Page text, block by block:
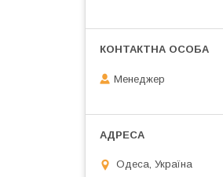
Менеджер
Одеса, Україна